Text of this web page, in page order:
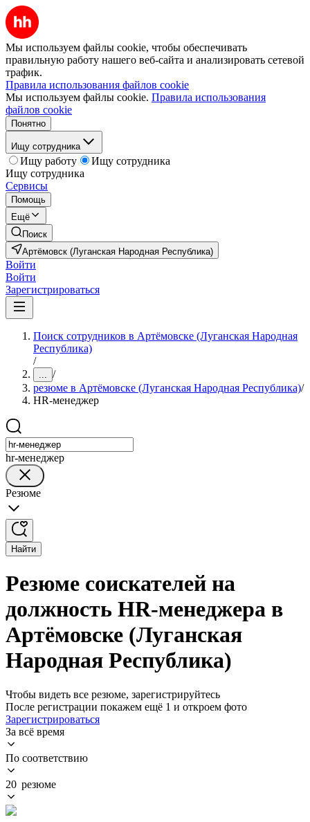
Мы используем файлы cookie, чтобы обеспечивать
правильную работу нашего веб-сайта и анализировать сетевой
трафик.
Правила использования файлов cookie
Мы используем файлы cookie. Правила использования
файлов cookie
Понятно
Ищу сотрудника
Ищу работу
Ищу сотрудника
Ищу сотрудника
Сервисы
Помощь
Ещё
Поиск
Артёмовск (Луганская Народная Республика)
Войти
Войти
Зарегистрироваться
Поиск сотрудников в Артёмовске (Луганская Народная
Республика)
/
... /
резюме в Артёмовске (Луганская Народная Республика)/
HR-менеджер
hr-менеджер
Резюме
Найти
Резюме соискателей на
должность HR-менеджера в
Артёмовске (Луганская
Народная Республика)
Чтобы видеть все резюме, зарегистрируйтесь
После регистрации покажем ещё 1 и откроем фото
Зарегистрироваться
За всё время
По соответствию
20 резюме